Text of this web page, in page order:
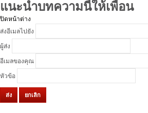
แนะนำบทความนี้ให้เพื่อน
ปิดหน้าต่าง
ส่งอีเมลไปยัง
ผู้ส่ง
อีเมลของคุณ
หัวข้อ
ส่ง ยกเลิก